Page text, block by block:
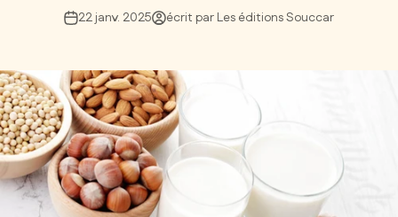
22 janv. 2025 écrit par Les éditions Souccar